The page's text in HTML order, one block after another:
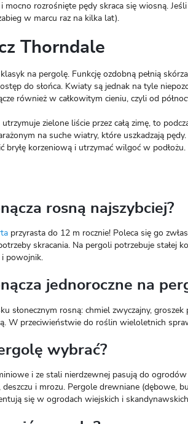
mocno rozrośnięte pędy skraca się wiosną.
w marcu raz na kilka lat).
Thorndale
na pergolę. Funkcję ozdobną pełnią
do słońca. Kwiaty są jednak na tyle
również w całkowitym cieniu, czyli od
zielone liście przez całą zimę, to
na suche wiatry, które uszkadzają
bryłę korzeniową i utrzymać wilgoć w podłożu.
rosną najszybciej?
przyrasta do 12 m rocznie! Poleca się go
skracania. Na pergoli potrzebuje stałej
i powojnik.
jednoroczne na
słonecznym rosną: chmiel zwyczajny,
W przeciwieństwie do roślin wieloletnich
wybrać?
i ze stali nierdzewnej pasują do
deszczu i mrozu. Pergole drewniane (dębowe,
się w ogrodach wiejskich i